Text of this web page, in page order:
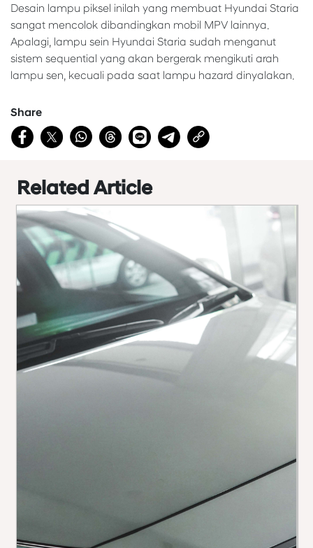
Desain lampu piksel inilah yang membuat Hyundai Staria
sangat mencolok dibandingkan mobil MPV lainnya.
Apalagi, lampu sein Hyundai Staria sudah menganut
sistem sequential yang akan bergerak mengikuti arah
lampu sen, kecuali pada saat lampu hazard dinyalakan.
Share
Related Article